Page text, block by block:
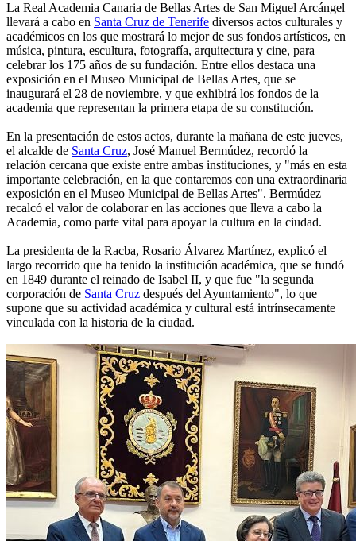
La Real Academia Canaria de Bellas Artes de San Miguel Arcángel
llevará a cabo en Santa Cruz de Tenerife diversos actos culturales y
académicos en los que mostrará lo mejor de sus fondos artísticos, en
música, pintura, escultura, fotografía, arquitectura y cine, para
celebrar los 175 años de su fundación. Entre ellos destaca una
exposición en el Museo Municipal de Bellas Artes, que se
inaugurará el 28 de noviembre, y que exhibirá los fondos de la
academia que representan la primera etapa de su constitución.
En la presentación de estos actos, durante la mañana de este jueves,
el alcalde de Santa Cruz, José Manuel Bermúdez, recordó la
relación cercana que existe entre ambas instituciones, y "más en esta
importante celebración, en la que contaremos con una extraordinaria
exposición en el Museo Municipal de Bellas Artes". Bermúdez
recalcó el valor de colaborar en las acciones que lleva a cabo la
Academia, como parte vital para apoyar la cultura en la ciudad.
La presidenta de la Racba, Rosario Álvarez Martínez, explicó el
largo recorrido que ha tenido la institución académica, que se fundó
en 1849 durante el reinado de Isabel II, y que fue "la segunda
corporación de Santa Cruz después del Ayuntamiento", lo que
supone que su actividad académica y cultural está intrínsecamente
vinculada con la historia de la ciudad.